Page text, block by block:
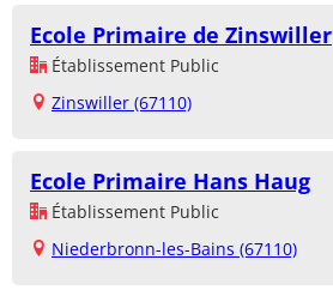
Ecole Primaire de Zinswiller
Établissement Public
Zinswiller (67110)
Ecole Primaire Hans Haug
Établissement Public
Niederbronn-les-Bains (67110)